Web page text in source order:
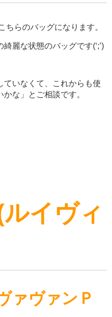
ちらのバッグになります。
麗な状態のバッグです(‘;’)
ていなくて、これからも使
な」とご相談です。
イヴィ
ヴァンＰ